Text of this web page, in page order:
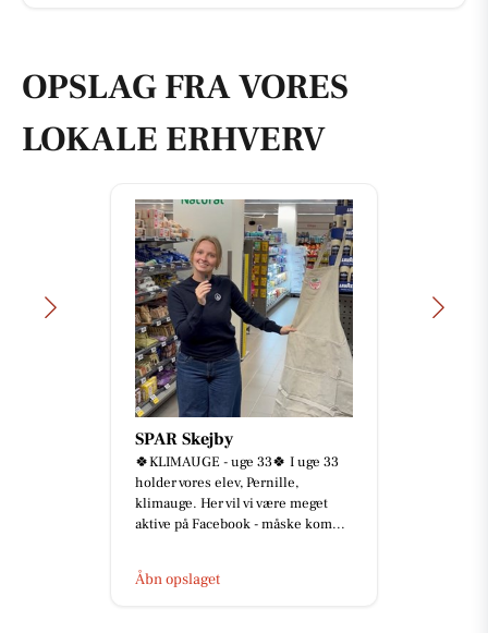
OPSLAG FRA VORES
LOKALE ERHVERV
SPAR Skejby
🍀KLIMAUGE - uge 33🍀 I uge 33
holder vores elev, Pernille,
klimauge. Her vil vi være meget
aktive på Facebook - måske kom...
Åbn opslaget